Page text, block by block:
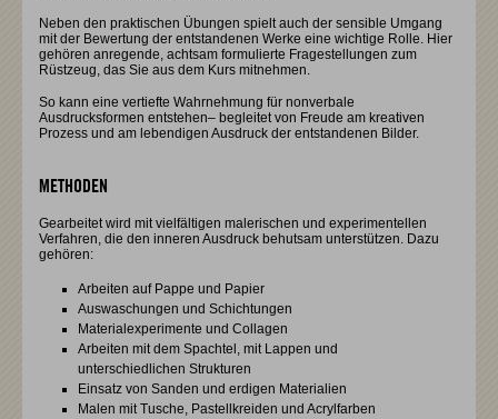
Neben den praktischen Übungen spielt auch der sensible Umgang
mit der Bewertung der entstandenen Werke eine wichtige Rolle. Hier
gehören anregende, achtsam formulierte Fragestellungen zum
Rüstzeug, das Sie aus dem Kurs mitnehmen.
So kann eine vertiefte Wahrnehmung für nonverbale
Ausdrucksformen entstehen– begleitet von Freude am kreativen
Prozess und am lebendigen Ausdruck der entstandenen Bilder.
METHODEN
Gearbeitet wird mit vielfältigen malerischen und experimentellen
Verfahren, die den inneren Ausdruck behutsam unterstützen. Dazu
gehören:
Arbeiten auf Pappe und Papier
Auswaschungen und Schichtungen
Materialexperimente und Collagen
Arbeiten mit dem Spachtel, mit Lappen und
unterschiedlichen Strukturen
Einsatz von Sanden und erdigen Materialien
Malen mit Tusche, Pastellkreiden und Acrylfarben